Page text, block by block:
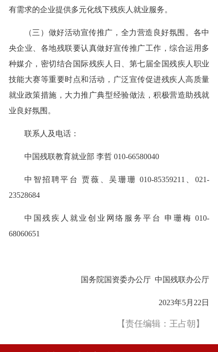
有需求的企业提供多元化线下残疾人就业服务。
（三）做好活动宣传推广，全力营造良好氛围。各中
央企业、各地残联要认真做好宣传推广工作，综合运用多
种媒介，密切结合国际残疾人日、第七届全国残疾人职业
技能大赛等重要时点和活动，广泛宣传促进残疾人高质量
就业政策措施，大力推广典型经验做法，积极营造助残就
业良好氛围。
联系人及电话：
中国残联教育就业部 李哲 010-66580040
中智招聘平台 贾薇、吴珊珊 010-85359211、021-
23528684
中国残疾人就业创业网络服务平台 申珊梅 010-
68060651
国务院国资委办公厅 中国残联办公厅
2023年5月22日
【责任编辑：王占朝】